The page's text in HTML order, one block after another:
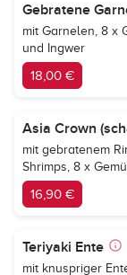
Gebratene
mit Garnelen, 8 x
und Ingwer
18,00 €
Asia Crown
mit gebratenem
Shrimps, 8 x
16,90 €
Teriyaki Ente
mit knuspriger